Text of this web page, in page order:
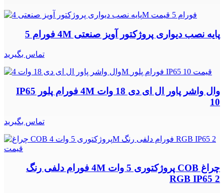
پایه نصب دیواری پروژکتور آویز صنعتی 4M فورام 5
تماس بگیرید
وال واشر پاور ال ای دی 18 وات 4M فورام پلور IP65
10
تماس بگیرید
چراغ COB پروژکتوری 5 وات 4M فورام دلفی رنگ
RGB IP65 2